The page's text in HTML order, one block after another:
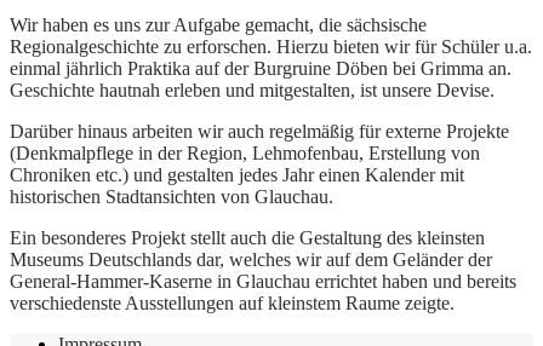
Wir haben es uns zur Aufgabe gemacht, die sächsische
Regionalgeschichte zu erforschen. Hierzu bieten wir für Schüler u.a.
einmal jährlich Praktika auf der Burgruine Döben bei Grimma an.
Geschichte hautnah erleben und mitgestalten, ist unsere Devise.
Darüber hinaus arbeiten wir auch regelmäßig für externe Projekte
(Denkmalpflege in der Region, Lehmofenbau, Erstellung von
Chroniken etc.) und gestalten jedes Jahr einen Kalender mit
historischen Stadtansichten von Glauchau.
Ein besonderes Projekt stellt auch die Gestaltung des kleinsten
Museums Deutschlands dar, welches wir auf dem Geländer der
General-Hammer-Kaserne in Glauchau errichtet haben und bereits
verschiedenste Ausstellungen auf kleinstem Raume zeigte.